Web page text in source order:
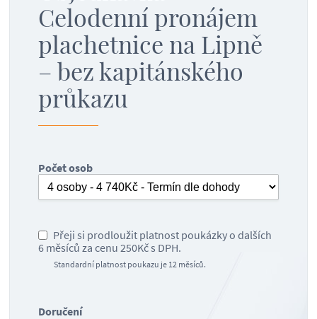
Celodenní pronájem
plachetnice na Lipně
– bez kapitánského
průkazu
Počet osob
Přeji si prodloužit platnost poukázky o dalších
6 měsíců za cenu 250Kč s DPH.
Standardní platnost poukazu je 12 měsíců.
Doručení